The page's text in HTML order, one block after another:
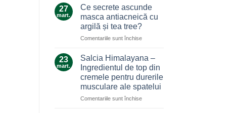
nădejde
care
nu
lasă
durere
galben-
auriul
care
alină
27
mart.
Ce secrete ascunde
masca antiacneică cu
argilă și tea tree?
Comentariile sunt închisepentru
ascunde
masca
antiacneică
cu
argilă
23
mart.
Salcia Himalayana –
Ingredientul de top din
cremele pentru durerile
musculare ale spatelui
Comentariile sunt închisepentru